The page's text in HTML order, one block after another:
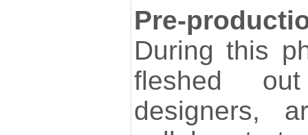
Pre-
During this
fleshed
designers,